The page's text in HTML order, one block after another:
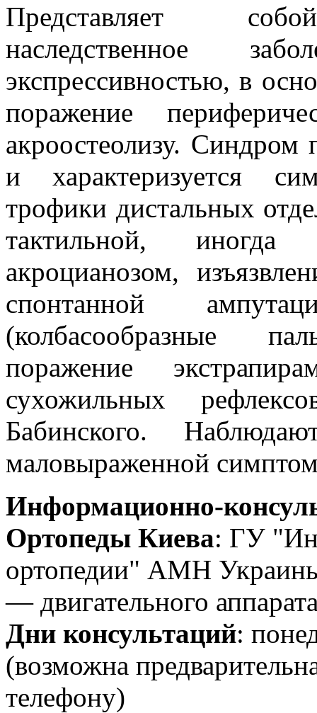
Представляет
наследственное
экспрессивностью, в
поражение
акроостеолизу. Синдром
и характеризуется
трофики дистальных
тактильной, иногда
акроцианозом,
спонтанной
(колбасообразные
поражение
сухожильных
Бабинского.
маловыраженной
Информационно-
Ортопеды Киева: ГУ
ортопедии" АМН
— двигательного
Дни консультаций:
(возможна
телефону)